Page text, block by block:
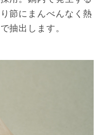
節にまんべんなく熱
抽出します。